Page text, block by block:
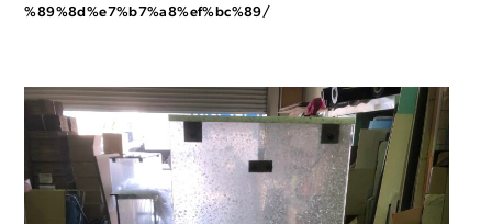
%89%8d%e7%b7%a8%ef%bc%89/